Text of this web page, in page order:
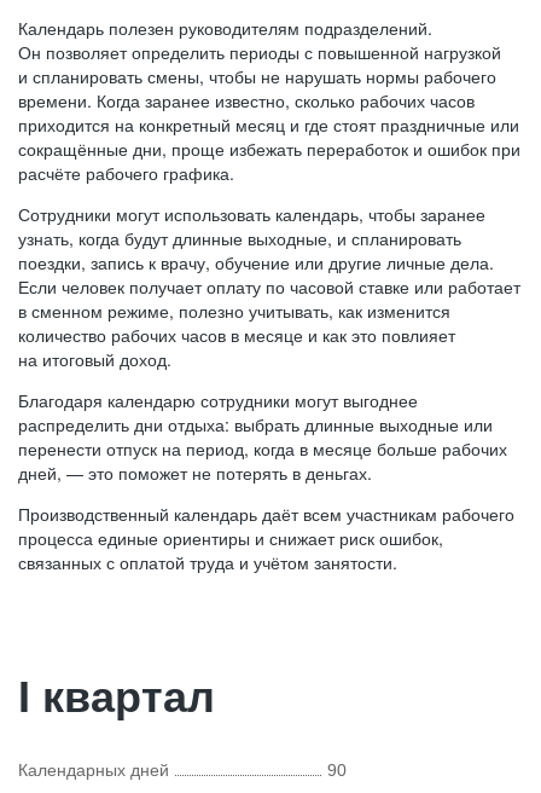
Календарь полезен руководителям подразделений.
Он позволяет определить периоды с повышенной нагрузкой
и спланировать смены, чтобы не нарушать нормы рабочего
времени. Когда заранее известно, сколько рабочих часов
приходится на конкретный месяц и где стоят праздничные или
сокращённые дни, проще избежать переработок и ошибок при
расчёте рабочего графика.
Сотрудники могут использовать календарь, чтобы заранее
узнать, когда будут длинные выходные, и спланировать
поездки, запись к врачу, обучение или другие личные дела.
Если человек получает оплату по часовой ставке или работает
в сменном режиме, полезно учитывать, как изменится
количество рабочих часов в месяце и как это повлияет
на итоговый доход.
Благодаря календарю сотрудники могут выгоднее
распределить дни отдыха: выбрать длинные выходные или
перенести отпуск на период, когда в месяце больше рабочих
дней, — это поможет не потерять в деньгах.
Производственный календарь даёт всем участникам рабочего
процесса единые ориентиры и снижает риск ошибок,
связанных с оплатой труда и учётом занятости.
I квартал
Календарных дней
90